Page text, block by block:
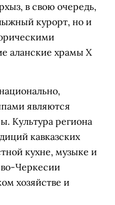
в свою очередь,
курорт, но и
аланские храмы X
являются
Культура региона
кавказских
кухне, музыке и
Черкесии
хозяйстве и